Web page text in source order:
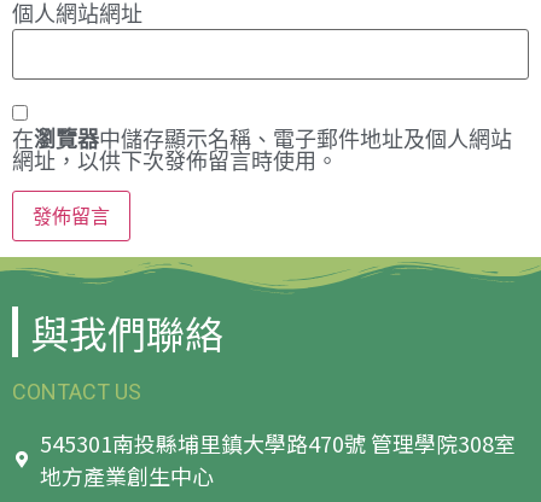
個人網站網址
在瀏覽器中儲存顯示名稱、電子郵件地址及個人網站
網址，以供下次發佈留言時使用。
與我們聯絡
CONTACT US
545301南投縣埔里鎮大學路470號 管理學院308室
地方產業創生中心